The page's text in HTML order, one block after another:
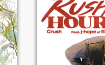
Rush